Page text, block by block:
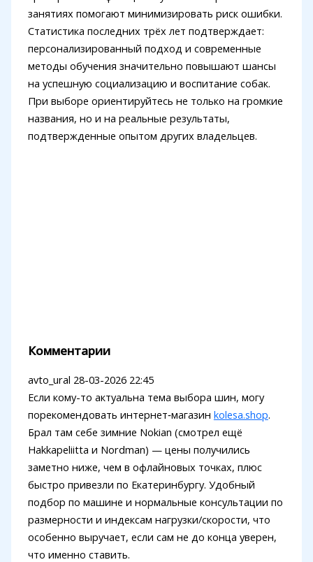
занятиях помогают минимизировать риск ошибки.
Статистика последних трёх лет подтверждает:
персонализированный подход и современные
методы обучения значительно повышают шансы
на успешную социализацию и воспитание собак.
При выборе ориентируйтесь не только на громкие
названия, но и на реальные результаты,
подтвержденные опытом других владельцев.
Комментарии
avto_ural 28-03-2026 22:45
Если кому-то актуальна тема выбора шин, могу
порекомендовать интернет‑магазин kolesa.shop.
Брал там себе зимние Nokian (смотрел ещё
Hakkapeliitta и Nordman) — цены получились
заметно ниже, чем в офлайновых точках, плюс
быстро привезли по Екатеринбургу. Удобный
подбор по машине и нормальные консультации по
размерности и индексам нагрузки/скорости, что
особенно выручает, если сам не до конца уверен,
что именно ставить.